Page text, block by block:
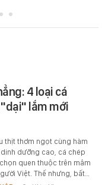
4 loại cá
lắm mới
thịt thơm ngọt cùng hàm
dưỡng cao, cá chép
quen thuộc trên mâm
Việt. Thế nhưng, bất…